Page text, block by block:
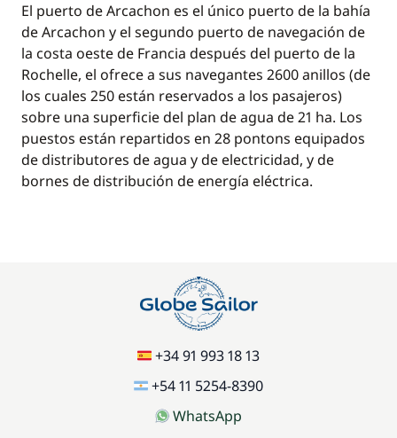
El puerto de Arcachon es el único puerto de la bahía
de Arcachon y el segundo puerto de navegación de
la costa oeste de Francia después del puerto de la
Rochelle, el ofrece a sus navegantes 2600 anillos (de
los cuales 250 están reservados a los pasajeros)
sobre una superficie del plan de agua de 21 ha. Los
puestos están repartidos en 28 pontons equipados
de distributores de agua y de electricidad, y de
bornes de distribución de energía eléctrica.
+34 91 993 18 13
+54 11 5254-8390
WhatsApp